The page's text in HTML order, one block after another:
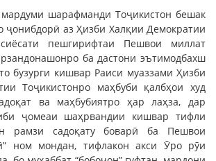
шарафманди Тоҷикистон бешак
ҷонибдорӣ аз Ҳизби Халқии Демократии
пешгирифтаи Пешвои миллат
ба дастони эътимодбахш
бузурги кишвар Раиси муаззами Ҳизби
Тоҷикистонро маҳбуби қалбҳои худ
ва маҳбубиятро ҳар лаҳза, дар
ҷомеаи шаҳрвандии кишвар тифли
рамзи садоқату боварӣ ба Пешвои
ном мондан, тифлакон акси Ӯро рӯи